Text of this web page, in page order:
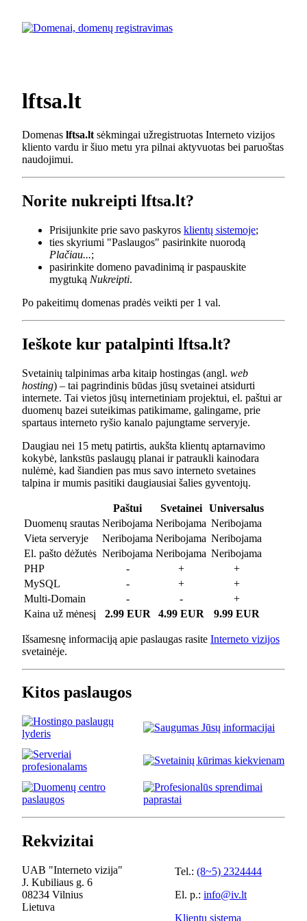
lftsa.lt
Domenas lftsa.lt sėkmingai užregistruotas Interneto vizijos
kliento vardu ir šiuo metu yra pilnai aktyvuotas bei paruoštas
naudojimui.
Norite nukreipti lftsa.lt?
Prisijunkite prie savo paskyros klientų sistemoje;
ties skyriumi "Paslaugos" pasirinkite nuorodą
Plačiau...;
pasirinkite domeno pavadinimą ir paspauskite
mygtuką Nukreipti.
Po pakeitimų domenas pradės veikti per 1 val.
Ieškote kur patalpinti lftsa.lt?
Svetainių talpinimas arba kitaip hostingas (angl. web
hosting) – tai pagrindinis būdas jūsų svetainei atsidurti
internete. Tai vietos jūsų internetiniam projektui, el. paštui ar
duomenų bazei suteikimas patikimame, galingame, prie
spartaus interneto ryšio kanalo pajungtame serveryje.
Daugiau nei 15 metų patirtis, aukšta klientų aptarnavimo
kokybė, lankstūs paslaugų planai ir patraukli kainodara
nulėmė, kad šiandien pas mus savo interneto svetaines
talpina ir mumis pasitiki daugiausiai šalies gyventojų.
Paštui Svetainei
Universalus
Duomenų srautas Neribojama Neribojama Neribojama
Vieta serveryje
Neribojama Neribojama Neribojama
El. pašto dėžutės Neribojama Neribojama Neribojama
PHP
- +
+
MySQL
- +
+
Multi-Domain
- -
+
Kaina už mėnesį
2.99 EUR 4.99 EUR 9.99 EUR
Išsamesnę informaciją apie paslaugas rasite Interneto vizijos
svetainėje.
Kitos paslaugos
Rekvizitai
UAB "Interneto vizija"
J. Kubiliaus g. 6
08234 Vilnius
Lietuva
Tel.: (8~5) 2324444
El. p.: info@iv.lt
Klientų sistema